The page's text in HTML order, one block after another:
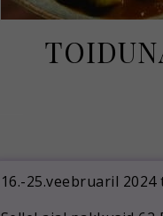
16.-25.veebruaril